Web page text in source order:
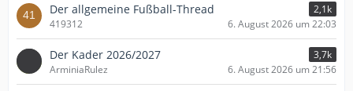
Der allgemeine Fußball-Thread
2,1k
419312
6. August 2026 um 22:03
Der Kader 2026/2027
3,7k
ArminiaRulez
6. August 2026 um 21:56